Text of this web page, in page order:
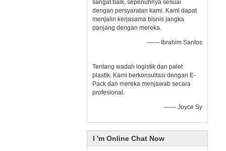
sangat baik, sepenuhnya sesuai
dengan persyaratan kami. Kami dapat
menjalin kerjasama bisnis jangka
panjang dengan mereka.
—— Ibrahim Santos
Tentang wadah logistik dan palet
plastik. Kami berkonsultasi dengan E-
Pack dan mereka menjawab secara
profesional.
—— Joyce Sy
I 'm Online Chat Now